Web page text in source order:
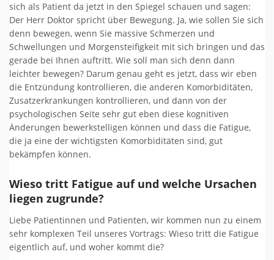
sich als Patient da jetzt in den Spiegel schauen und sagen:
Der Herr Doktor spricht über Bewegung. Ja, wie sollen Sie sich
denn bewegen, wenn Sie massive Schmerzen und
Schwellungen und Morgensteifigkeit mit sich bringen und das
gerade bei Ihnen auftritt. Wie soll man sich denn dann
leichter bewegen? Darum genau geht es jetzt, dass wir eben
die Entzündung kontrollieren, die anderen Komorbiditäten,
Zusatzerkrankungen kontrollieren, und dann von der
psychologischen Seite sehr gut eben diese kognitiven
Änderungen bewerkstelligen können und dass die Fatigue,
die ja eine der wichtigsten Komorbiditäten sind, gut
bekämpfen können.
Wieso tritt Fatigue auf und welche Ursachen
liegen zugrunde?
Liebe Patientinnen und Patienten, wir kommen nun zu einem
sehr komplexen Teil unseres Vortrags: Wieso tritt die Fatigue
eigentlich auf, und woher kommt die?